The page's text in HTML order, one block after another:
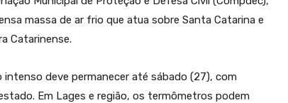
massa de ar frio que atua sobre Santa Catarina e
Catarinense.
deve permanecer até sábado (27), com
Em Lages e região, os termômetros podem